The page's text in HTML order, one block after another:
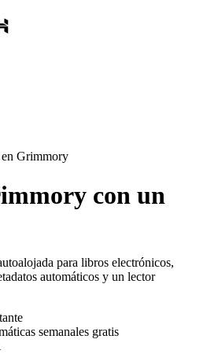
en Grimmory
con un
para libros electrónicos,
automáticos y un lector
semanales gratis